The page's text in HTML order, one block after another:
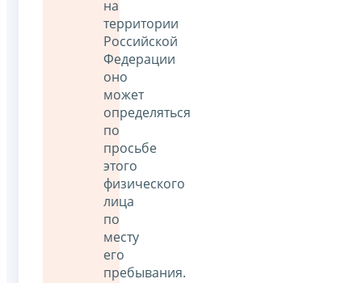
на
территории
Российской
Федерации
оно
может
определяться
по
просьбе
этого
физического
лица
по
месту
его
пребывания.